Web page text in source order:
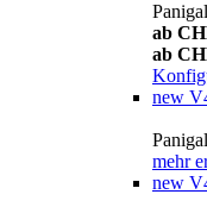
ab
ab
new
mehr
new